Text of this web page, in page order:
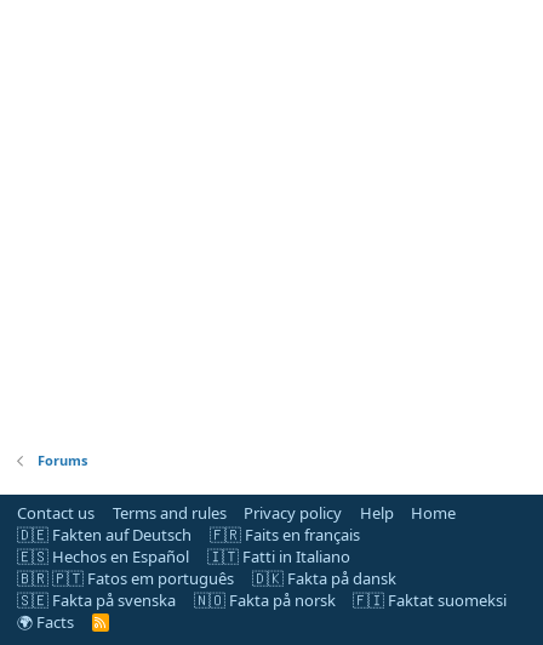
Forums
Contact us Terms and rules Privacy policy Help
Home
🇩🇪 Fakten auf Deutsch
🇫🇷 Faits en français
🇪🇸 Hechos en Español
🇮🇹 Fatti in Italiano
🇧🇷 🇵🇹 Fatos em português
🇩🇰 Fakta på dansk
🇸🇪 Fakta på svenska
🇳🇴 Fakta på norsk
🇫🇮 Faktat suomeksi
🌍 Facts
R